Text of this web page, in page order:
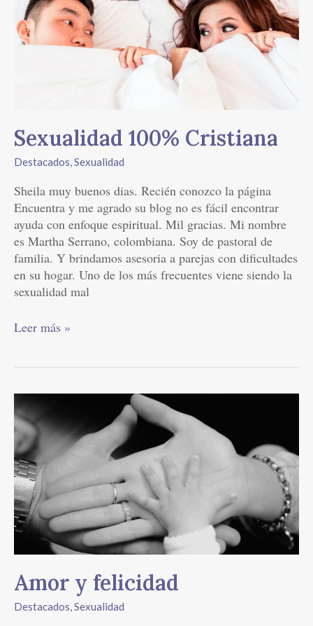
Sexualidad 100% Cristiana
Destacados,Sexualidad
Sheila muy buenos dias. Recién conozco la página
Encuentra y me agrado su blog no es fácil encontrar
ayuda con enfoque espiritual. Mil gracias. Mi nombre
es Martha Serrano, colombiana. Soy de pastoral de
familia. Y brindamos asesoria a parejas con dificultades
en su hogar. Uno de los más frecuentes viene siendo la
sexualidad mal
Leer más »
Amor y felicidad
Destacados,Sexualidad
Amor
y
felicidad